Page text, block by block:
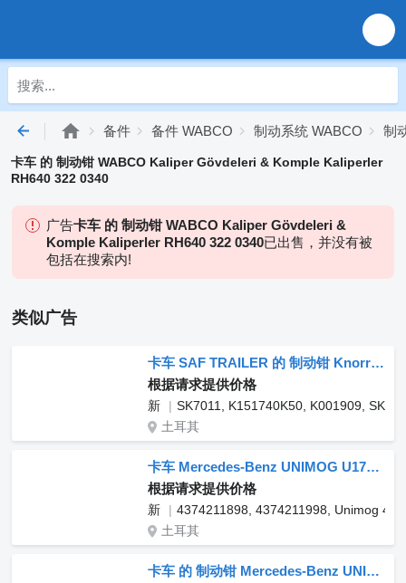
备件 备件 WABCO 制动系统 WABCO 制
卡车 的 制动钳 WABCO Kaliper Gövdeleri & Komple Kaliperler
RH640 322 0340
广告卡车 的 制动钳 WABCO Kaliper Gövdeleri &
Komple Kaliperler RH640 322 0340已出售，并没有被
包括在搜索内!
类似广告
卡车 SAF TRAILER 的 制动钳 Knorr-Bremse SAF HOLLAND K151740K50 SK7011
根据请求提供价格
新
SK7011, K151740K50, K001909,
土耳其
卡车 Mercedes-Benz UNIMOG U1700-2150 的 制动钳 Mercedes-Benz Brake caliper 4374211898
根据请求提供价格
新
4374211898, 4374211998, Unimog
土耳其
卡车 的 制动钳 Mercedes-Benz UNIMOG 437